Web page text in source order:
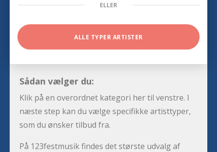
ELLER
ALLE TYPER ARTISTER
Sådan vælger du:
Klik på en overordnet kategori her til venstre. I
næste step kan du vælge specifikke artisttyper,
som du ønsker tilbud fra.
På 123festmusik findes det største udvalg af